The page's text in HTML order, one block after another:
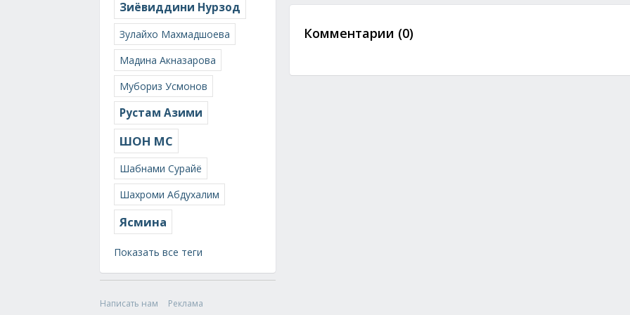
Зиёвиддини Нурзод
Зулайхо Махмадшоева
Мадина Акназарова
Мубориз Усмонов
Рустам Азими
ШОН МС
Шабнами Сурайё
Шахроми Абдухалим
Ясмина
Показать все теги
Написать нам
Реклама
Комментарии (0)